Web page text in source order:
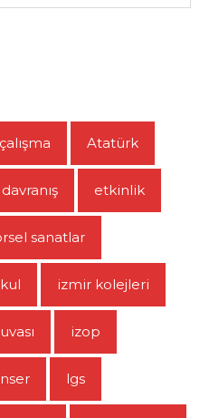
Atatürk
davranış etkinlik
sanatlar
izmir kolejleri
izop
lgs